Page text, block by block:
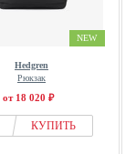
NEW
Hedgren
Рюкзак
от 18 020 ₽
КУПИТЬ